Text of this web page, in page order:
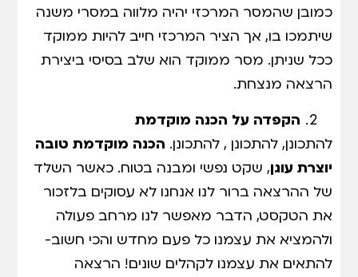
כמובן שהמסר המרכזי יהיה מלווה במסרי משנה
שיתמכו בו, אך הציר המרכזי חייב להיות ממוקד
ככל שניתן. מסר ממוקד הוא שלב בסיסי ביצירת
הרצאה מנצחת.
הקפדה על הכנה מוקדמת
להתכונן, להתכונן , להתכונן. הכנה מוקדמת טובה
יוצרת עוגן, שקט נפשי ומבנה בטוח. כאשר השלד
של ההרצאה ברור לנו אנחנו לא עסוקים בלזכור
את הטקסט, הדבר מאפשר לנו מרחב פעולה
ולהמציא את עצמנו כל פעם מחדש והכי חשוב-
להתאים את עצמנו לקהלים שונים! הרצאה